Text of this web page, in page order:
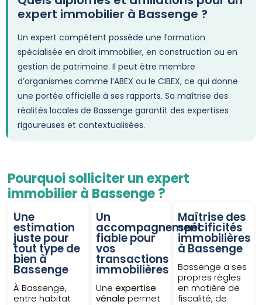
expert immobilier à Bassenge ?
Un expert compétent possède une formation
spécialisée en droit immobilier, en construction ou en
gestion de patrimoine. Il peut être membre
d’organismes comme l’ABEX ou le CIBEX, ce qui donne
une portée officielle à ses rapports. Sa maîtrise des
réalités locales de Bassenge garantit des expertises
rigoureuses et contextualisées.
Pourquoi solliciter un expert
immobilier à Bassenge ?
Une
estimation
juste pour
tout type de
bien à
Bassenge
À Bassenge,
entre habitat
Un
accompagnement
fiable pour
vos
transactions
immobilières
Une expertise
vénale permet
Maîtrise des
spécificités
immobilières
à Bassenge
Bassenge a ses
propres règles
en matière de
fiscalité, de